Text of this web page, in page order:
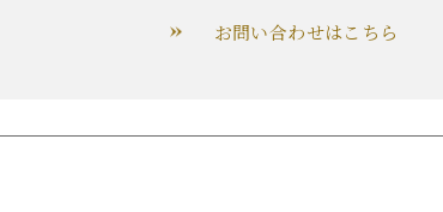
お問い合わせはこちら